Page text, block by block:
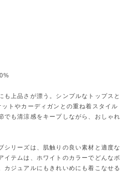
も上品さが漂う。シンプルなトップスと
トやカーディガンとの重ね着スタイル
でも清涼感をキープしながら、おしゃれ
シリーズは、肌触りの良い素材と適度な
イテムは、ホワイトのカラーでどんなボ
カジュアルにもきれいめにも着こなせる